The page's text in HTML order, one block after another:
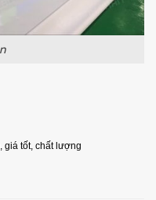
giá tốt, chất lượng